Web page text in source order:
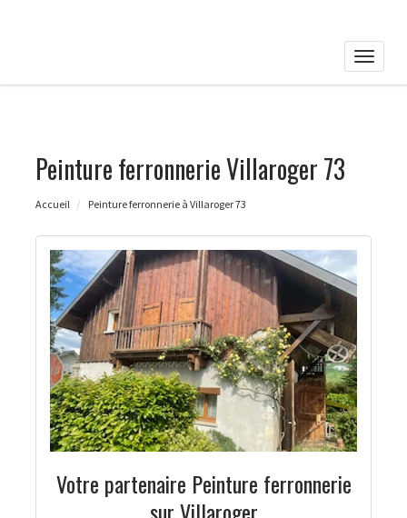
Toggle
Peinture ferronnerie Villaroger 73
Accueil Peinture ferronnerie à Villaroger 73
Votre partenaire Peinture ferronnerie